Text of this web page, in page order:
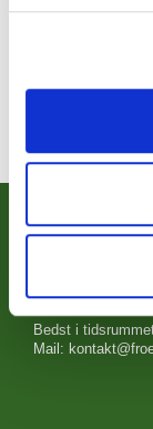
Foreningen
Mobil: 93 99 80 99
Bedst i
Mail: